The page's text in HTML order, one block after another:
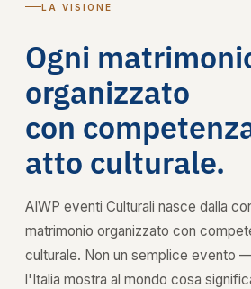
LA VISIONE
Ogni
organizzato
con
atto culturale.
AIWP eventi Culturali nasce dalla
matrimonio organizzato con
culturale. Non un semplice evento
l'Italia mostra al mondo cosa